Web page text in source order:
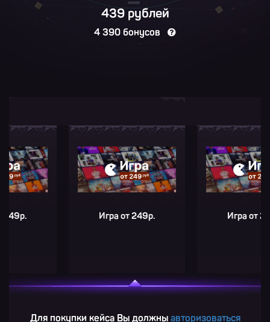
439 рублей
4 390 бонусов
Игра от 249р. Игра от 249р.
Для покупки кейса Вы должны авторизоваться